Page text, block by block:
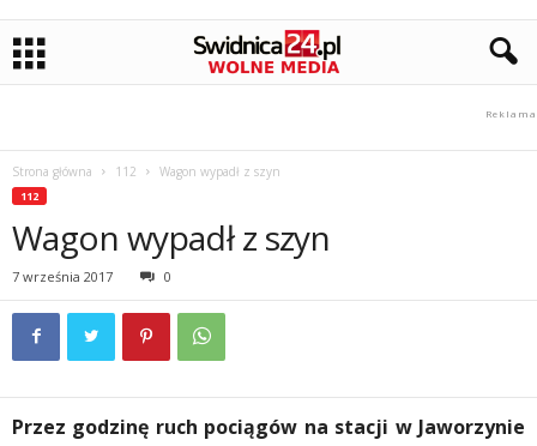
Strona główna 112 Wagon wypadł z szyn
112
Wagon wypadł z szyn
7 września 2017 0
Przez godzinę ruch pociągów na stacji w Jaworzynie